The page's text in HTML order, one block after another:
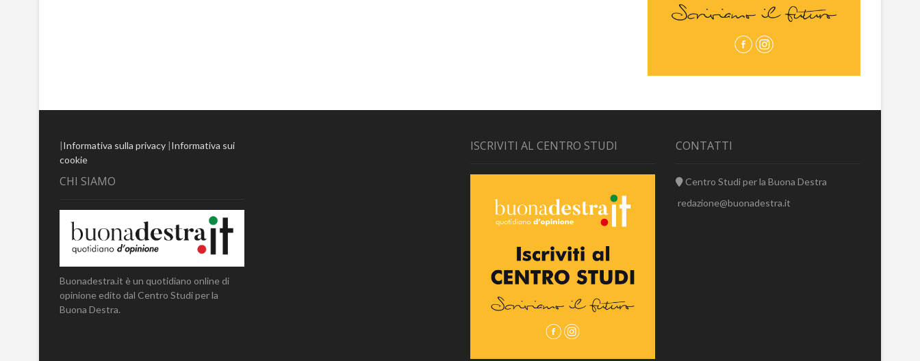
|Informativa sulla privacy |Informativa sui
cookie
CHI SIAMO
Buonadestra.it è un quotidiano online di
opinione edito dal Centro Studi per la
Buona Destra.
ISCRIVITI AL CENTRO STUDI CONTATTI
Centro Studi per la Buona Destra
redazione@buonadestra.it